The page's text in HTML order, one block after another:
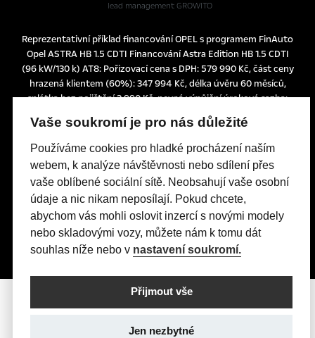
lead management GROWITO
Reprezentativní příklad financování OPEL s programem FinAuto
Opel ASTRA HB 1.5 CDTI Financování Astra Edition HB 1.5 CDTI
(96 kW/130 k) AT8: Pořizovací cena s DPH: 579 990 Kč, část ceny
hrazená klientem (60%): 347 994 Kč, délka úvěru 60 měsíců,
splátka bez pojištění 3.990 Kč, pevná výpůjční úroková sazba:
1,24% p.a., nabídka je určena pro fyzické osoby podnikatele a
právnické osoby a platí do 30. 6. 2026 nebo do odvolání.
Tato nabídka je pouze indikativní, není návrhem na uzavření
smlouvy a nelze z ní proto dovozovat povinnost společnosti
uskutečnit jakékoliv transakce.
Poskytovatelem financování je UniCredit Leasing CZ, a.s.,
Želetavská 1525/1, 140 10 Praha 4, IČO: 15886492
Vaše soukromí je pro nás důležité
Používáme cookies pro hladké procházení naším
webem, k analýze návštěvnosti nebo sdílení přes
vaše oblíbené sociální sítě. Neobsahují vaše osobní
údaje a nic nikam neposílají. Pokud chcete,
abychom vás mohli oslovit inzercí s novými modely
nebo skladovými vozy, můžete nám k tomu dát
souhlas níže nebo v nastavení soukromí.
Přijmout vše
Jen nezbytné